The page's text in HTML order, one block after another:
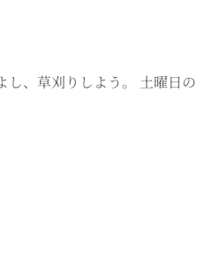
、草刈りしよう。 土曜日の